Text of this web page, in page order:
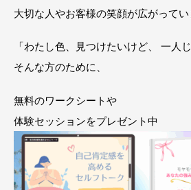
大切な人やお客様の笑顔が広がって
「わたし色、見つけたいけど、 一人
そんな方のために、
無料のワークシートや
体験セッションをプレゼント中